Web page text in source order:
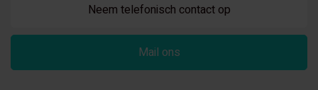
Neem telefonisch contact op
Mail ons